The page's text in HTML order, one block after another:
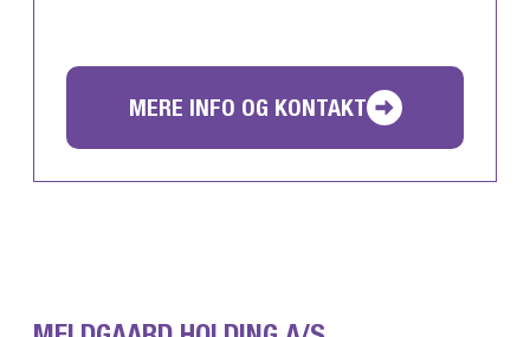
MERE INFO OG KONTAKT